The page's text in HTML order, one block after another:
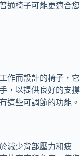
通椅子可能更適合您
作而設計的椅子，它
，以提供良好的支撐
這些可調節的功能。
減少背部壓力和疲